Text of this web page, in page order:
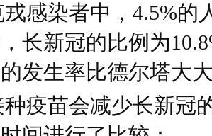
感染者中，4.5%的
长新冠的比例为
发生率比德尔塔大
疫苗会减少长新冠